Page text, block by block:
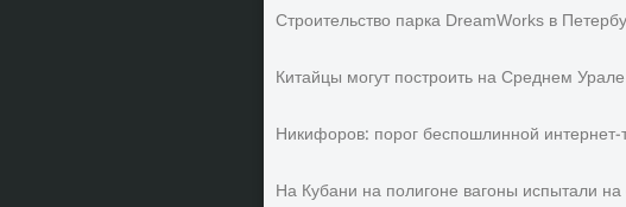
Строительство парка DreamWorks в
Китайцы могут построить на Среднем
Никифоров: порог беспошлинной интернет-
На Кубани на полигоне вагоны испытали